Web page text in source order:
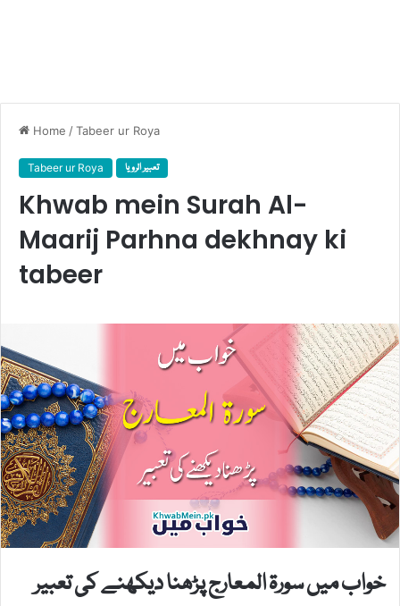
Home /Tabeer ur Roya
Tabeer ur Roya تعبیر الرویا
Khwab mein Surah Al-
Maarij Parhna dekhnay ki
tabeer
خواب میں سورۃ المعارج پڑھنا دیکھنے کی تعبیر